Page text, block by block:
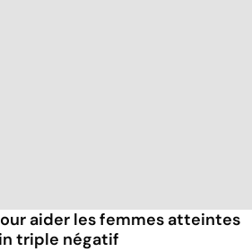
aider les femmes atteintes
triple négatif